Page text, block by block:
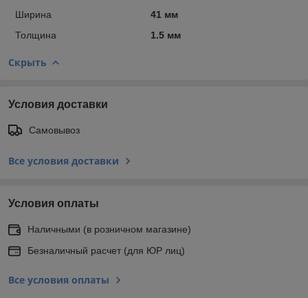
Ширина
41 мм
Толщина
1.5 мм
Скрыть
Условия доставки
Самовывоз
Все условия доставки
Условия оплаты
Наличными (в розничном магазине)
Безналичный расчет (для ЮР лиц)
Все условия оплаты